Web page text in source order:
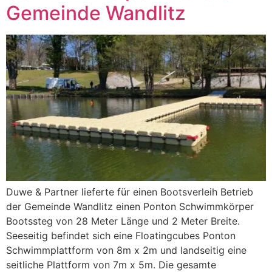
Gemeinde Wandlitz
Duwe & Partner lieferte für einen Bootsverleih Betrieb
der Gemeinde Wandlitz einen Ponton Schwimmkörper
Bootssteg von 28 Meter Länge und 2 Meter Breite.
Seeseitig befindet sich eine Floatingcubes Ponton
Schwimmplattform von 8m x 2m und landseitig eine
seitliche Plattform von 7m x 5m. Die gesamte